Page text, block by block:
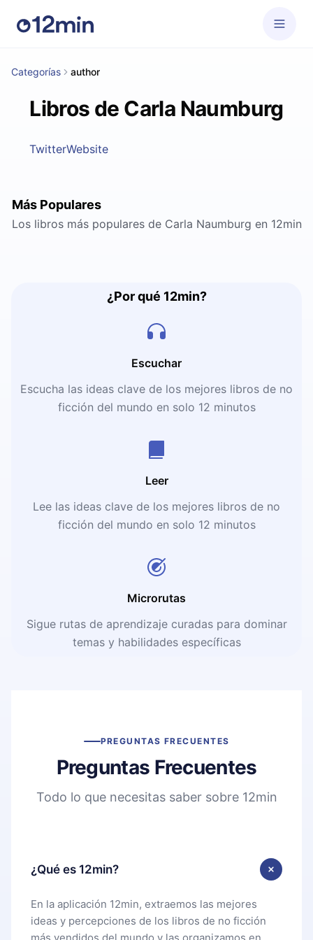
Categorías author
Libros de Carla Naumburg
TwitterWebsite
Más Populares
Los libros más populares de Carla Naumburg en 12min
¿Por qué 12min?
Escuchar
Escucha las ideas clave de los mejores libros de no
ficción del mundo en solo 12 minutos
Leer
Lee las ideas clave de los mejores libros de no
ficción del mundo en solo 12 minutos
Microrutas
Sigue rutas de aprendizaje curadas para dominar
temas y habilidades específicas
PREGUNTAS FRECUENTES
Preguntas Frecuentes
Todo lo que necesitas saber sobre 12min
¿Qué es 12min?
En la aplicación 12min, extraemos las mejores
ideas y percepciones de los libros de no ficción